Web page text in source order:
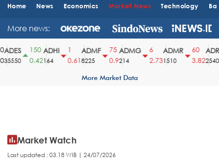
Home News Economics Market News Technology
More news:
150
0.42
ADHI
164
0.61
ADMF
8225
75
0.9
ADMG
214
2.73
ADMR
1510
60
3.82
ADRO
2540
More Market Data
Market Watch
Last updated : 03.18 WIB | 24/07/2026